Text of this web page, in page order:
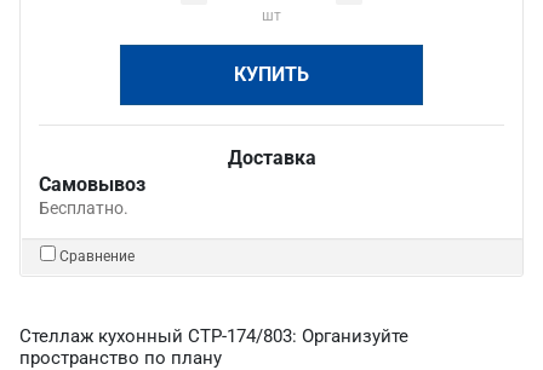
шт
КУПИТЬ
Доставка
Самовывоз
Бесплатно.
Сравнение
Стеллаж кухонный СТР-174/803: Организуйте
пространство по плану